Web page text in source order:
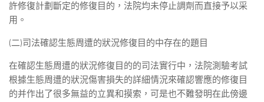
許修復計劃斷定的修復目的，法院均未停止調劑而直接予以采
用。
(二)司法確認生態周遭的狀況修復目的中存在的題目
在確認生態周遭的狀況修復目的的司法實行中，法院測驗考試
根據生態周遭的狀況傷害損失的詳細情況來確認響應的修復目
的并作出了很多無益的立異和摸索，可是也不難發明在此傍邊